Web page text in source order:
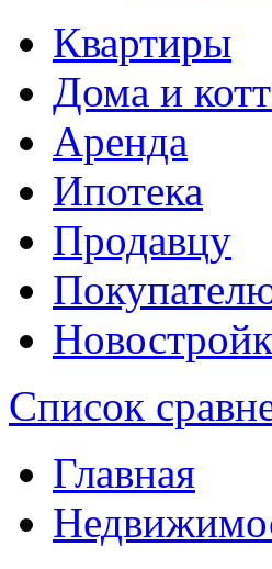
Квартиры
Дома и
Аренда
Ипотека
Продавцу
Список
Главная